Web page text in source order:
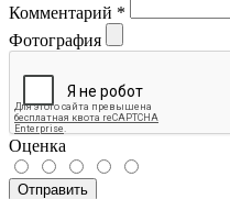
Комментарий *
Фотография
Оценка
Отправить